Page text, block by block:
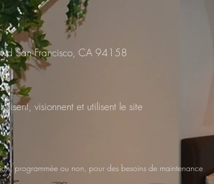
San Francisco, CA 94158
lisent, visionnent et utilisent le site
programmée ou non, pour des besoins de maintenance